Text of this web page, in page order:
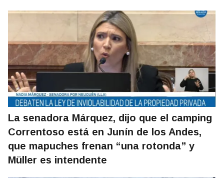
La senadora Márquez, dijo que el camping
Correntoso está en Junín de los Andes,
que mapuches frenan “una rotonda” y
Müller es intendente